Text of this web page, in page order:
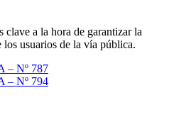
clave a la hora de garantizar la
usuarios de la vía pública.
– Nº 787
– Nº 794